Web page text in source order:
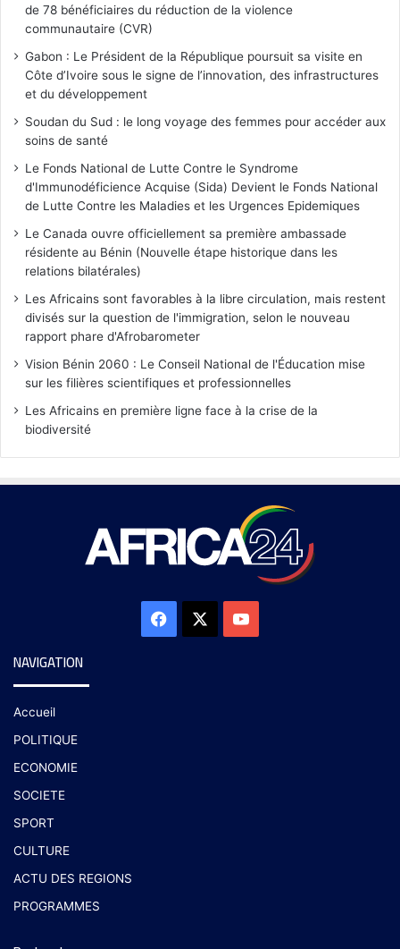
de 78 bénéficiaires du réduction de la violence
communautaire (CVR)
Gabon : Le Président de la République poursuit sa visite en
Côte d’Ivoire sous le signe de l’innovation, des infrastructures
et du développement
Soudan du Sud : le long voyage des femmes pour accéder aux
soins de santé
Le Fonds National de Lutte Contre le Syndrome
d'Immunodéficience Acquise (Sida) Devient le Fonds National
de Lutte Contre les Maladies et les Urgences Epidemiques
Le Canada ouvre officiellement sa première ambassade
résidente au Bénin (Nouvelle étape historique dans les
relations bilatérales)
Les Africains sont favorables à la libre circulation, mais restent
divisés sur la question de l'immigration, selon le nouveau
rapport phare d'Afrobarometer
Vision Bénin 2060 : Le Conseil National de l'Éducation mise
sur les filières scientifiques et professionnelles
Les Africains en première ligne face à la crise de la
biodiversité
NAVIGATION
Accueil
POLITIQUE
ECONOMIE
SOCIETE
SPORT
CULTURE
ACTU DES REGIONS
PROGRAMMES